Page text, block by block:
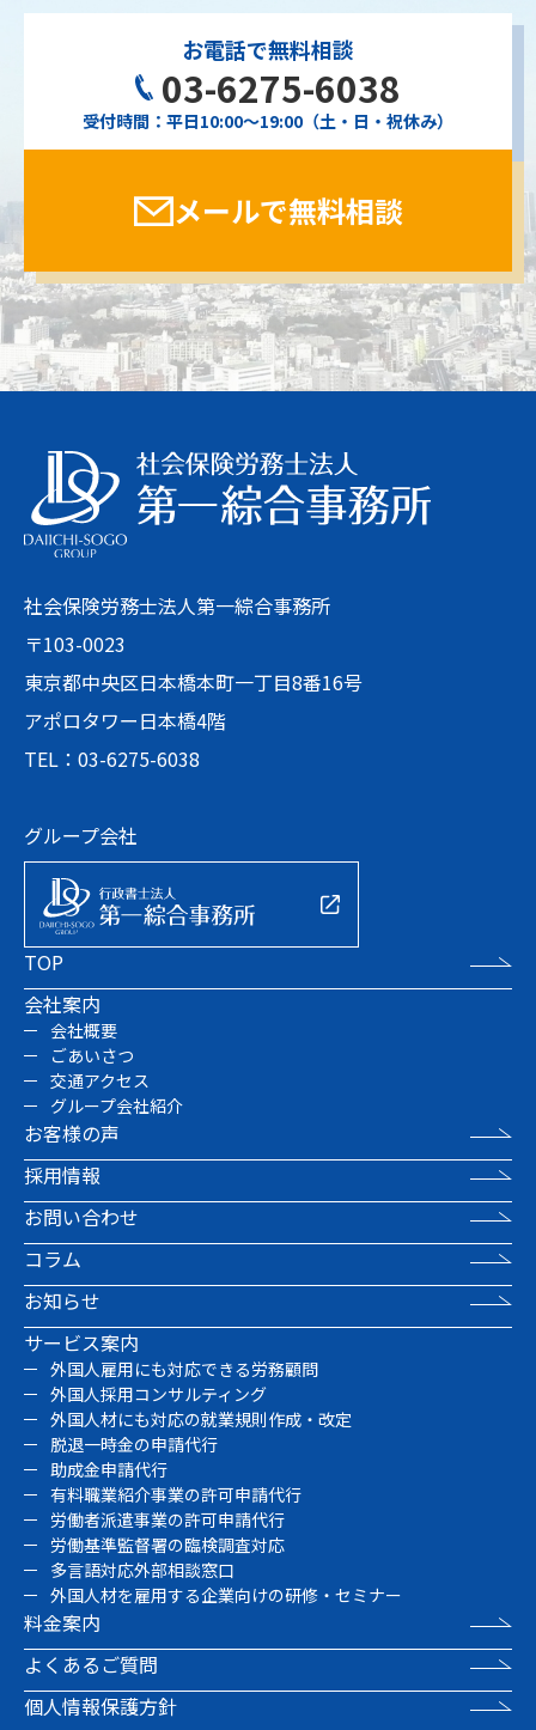
お電話で無料相談
03-6275-6038
受付時間：平日10:00〜19:00（土・日・祝休み）
メールで無料相談
社会保険労務士法人第一綜合事務所
〒103-0023
東京都中央区日本橋本町一丁目8番16号
アポロタワー日本橋4階
TEL：03-6275-6038
グループ会社
TOP
会社案内
会社概要
ごあいさつ
交通アクセス
グループ会社紹介
お客様の声
採用情報
お問い合わせ
コラム
お知らせ
サービス案内
外国人雇用にも対応できる労務顧問
外国人採用コンサルティング
外国人材にも対応の就業規則作成・改定
脱退一時金の申請代行
助成金申請代行
有料職業紹介事業の許可申請代行
労働者派遣事業の許可申請代行
労働基準監督署の臨検調査対応
多言語対応外部相談窓口
外国人材を雇用する企業向けの研修・セミナー
料金案内
よくあるご質問
個人情報保護方針